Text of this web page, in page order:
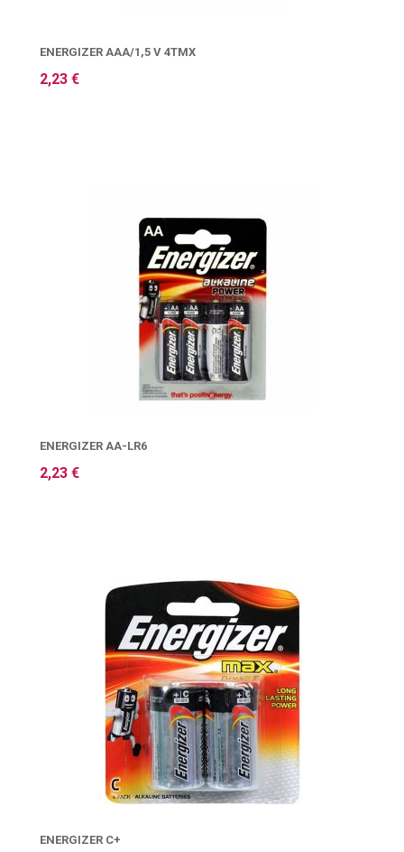
ENERGIZER AAA/1,5 V 4ΤΜΧ
2,23 €
ΕNERGIZER AA-LR6
2,23 €
ENERGIZER C+